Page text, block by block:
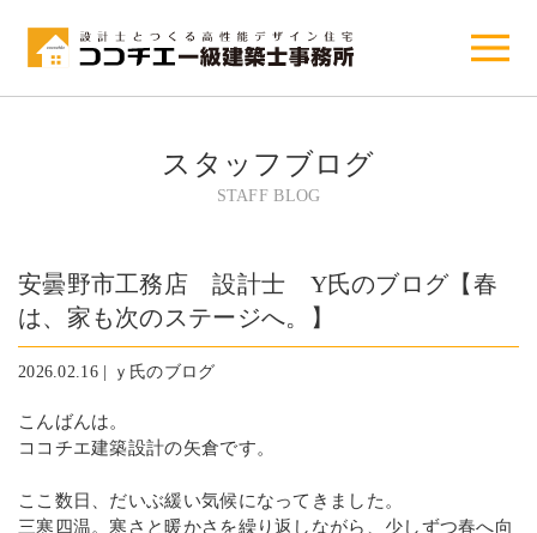
スタッフブログ
STAFF BLOG
安曇野市工務店 設計士 Y氏のブログ【春
は、家も次のステージへ。】
2026.02.16 | ｙ氏のブログ
こんばんは。
ココチエ建築設計の矢倉です。
ここ数日、だいぶ緩い気候になってきました。
三寒四温。寒さと暖かさを繰り返しながら、少しずつ春へ向